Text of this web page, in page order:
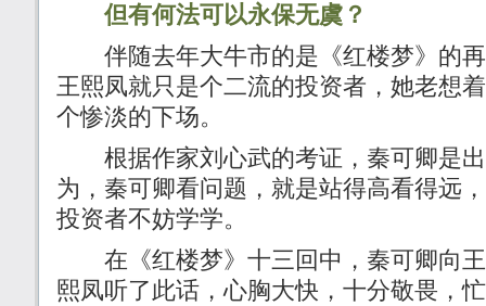
但有何法可以永保无虞？
伴随去年大牛市的是《红楼梦》的再
王熙凤就只是个二流的投资者，她老想
个惨淡的下场。
根据作家刘心武的考证，秦可卿是出
为，秦可卿看问题，就是站得高看得远
投资者不妨学学。
在《红楼梦》十三回中，秦可卿向王
熙凤听了此话，心胸大快，十分敬畏，